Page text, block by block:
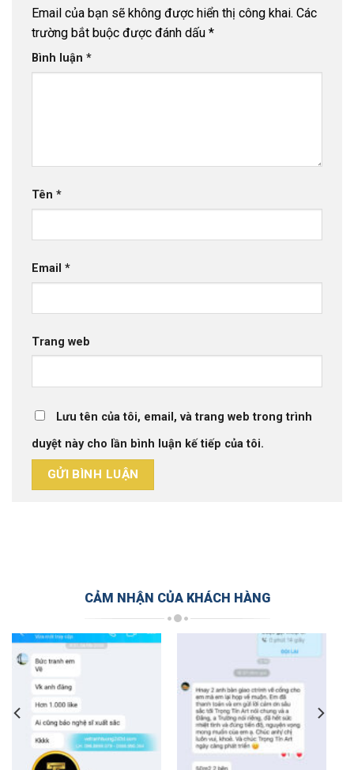
Email của bạn sẽ không được hiển thị công khai. Các
trường bắt buộc được đánh dấu *
Bình luận *
Tên *
Email *
Trang web
Lưu tên của tôi, email, và trang web trong trình
duyệt này cho lần bình luận kế tiếp của tôi.
CẢM NHẬN CỦA KHÁCH HÀNG